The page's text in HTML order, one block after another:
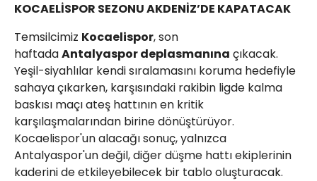
KOCAELİSPOR SEZONU AKDENİZ’DE KAPATACAK
Temsilcimiz Kocaelispor, son
haftadaAntalyaspor deplasmanına çıkacak.
Yeşil-siyahlılar kendi sıralamasını koruma hedefiyle
sahaya çıkarken, karşısındaki rakibin ligde kalma
baskısı maçı ateş hattının en kritik
karşılaşmalarından birine dönüştürüyor.
Kocaelispor'un alacağı sonuç, yalnızca
Antalyaspor'un değil, diğer düşme hattı ekiplerinin
kaderini de etkileyebilecek bir tablo oluşturacak.